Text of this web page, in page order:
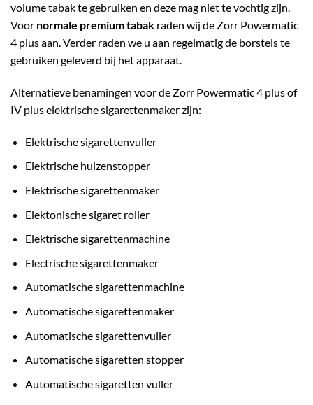
volume tabak te gebruiken en deze mag niet te vochtig zijn.
Voor normale premium tabak raden wij de Zorr Powermatic
4 plus aan. Verder raden we u aan regelmatig de borstels te
gebruiken geleverd bij het apparaat.
Alternatieve benamingen voor de Zorr Powermatic 4 plus of
IV plus elektrische sigarettenmaker zijn:
Elektrische sigarettenvuller
Elektrische hulzenstopper
Elektrische sigarettenmaker
Elektonische sigaret roller
Elektrische sigarettenmachine
Electrische sigarettenmaker
Automatische sigarettenmachine
Automatische sigarettenmaker
Automatische sigarettenvuller
Automatische sigaretten stopper
Automatische sigaretten vuller